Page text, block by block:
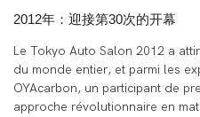
2012年：迎接第30次的开幕
Le Tokyo Auto Salon 2012 a
du monde entier, et parmi les
OYAcarbon, un participant de
approche révolutionnaire en